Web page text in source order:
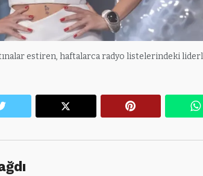
estiren, haftalarca radyo listelerindeki